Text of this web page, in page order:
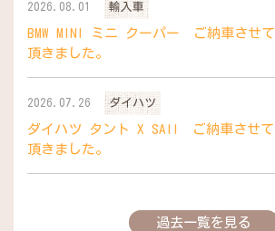
2026.08.01 輸入車
BMW MINI ミニ クーパー ご納車させて
頂きました。
2026.07.26 ダイハツ
ダイハツ タント X SAII ご納車させて
頂きました。
過去一覧を見る